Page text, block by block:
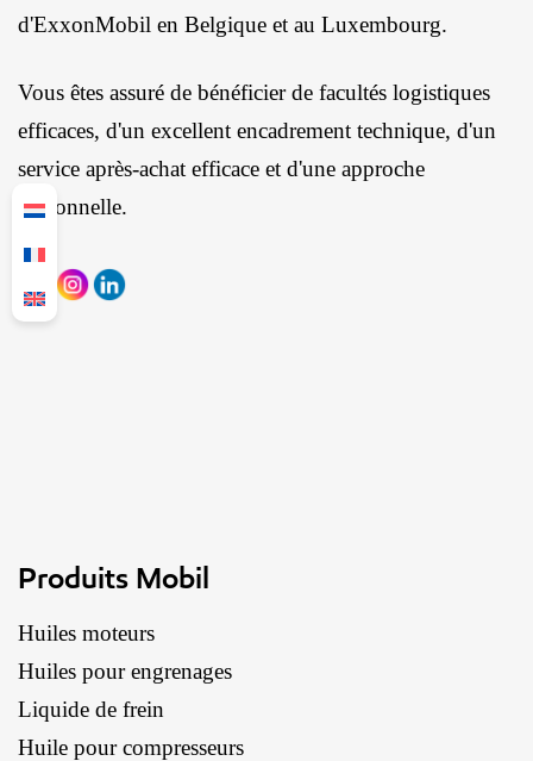
d'ExxonMobil en Belgique et au Luxembourg.
Vous êtes assuré de bénéficier de facultés logistiques
efficaces, d'un excellent encadrement technique, d'un
service après-achat efficace et d'une approche
personnelle.
Produits Mobil
Huiles moteurs
Huiles pour engrenages
Liquide de frein
Huile pour compresseurs